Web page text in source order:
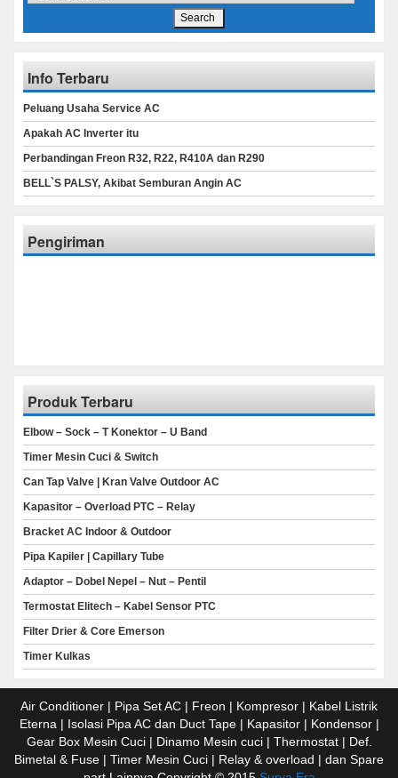
Info Terbaru
Peluang Usaha Service AC
Apakah AC Inverter itu
Perbandingan Freon R32, R22, R410A dan R290
BELL`S PALSY, Akibat Semburan Angin AC
Pengiriman
Produk Terbaru
Elbow – Sock – T Konektor – U Band
Timer Mesin Cuci & Switch
Can Tap Valve | Kran Valve Outdoor AC
Kapasitor – Overload PTC – Relay
Bracket AC Indoor & Outdoor
Pipa Kapiler | Capillary Tube
Adaptor – Dobel Nepel – Nut – Pentil
Termostat Elitech – Kabel Sensor PTC
Filter Drier & Core Emerson
Timer Kulkas
Air Conditioner | Pipa Set AC | Freon | Kompresor | Kabel Listrik
Eterna | Isolasi Pipa AC dan Duct Tape | Kapasitor | Kondensor |
Gear Box Mesin Cuci | Dinamo Mesin cuci | Thermostat | Def.
Bimetal & Fuse | Timer Mesin Cuci | Relay & overload | dan Spare